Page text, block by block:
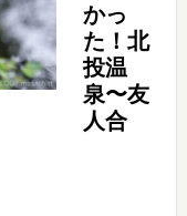
かっ
た！北
投温
泉〜友
人合